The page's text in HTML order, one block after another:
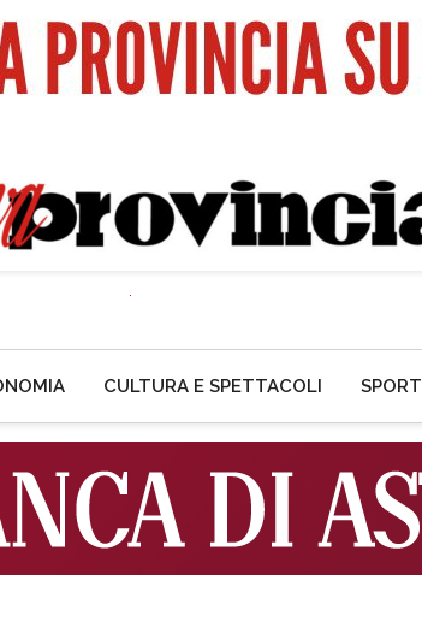
CULTURA E SPETTACOLI SPORT